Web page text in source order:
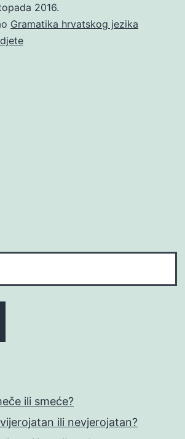
2016.
Gramatika hrvatskog jezika
djete
ili smeće?
ili nevjerojatan?